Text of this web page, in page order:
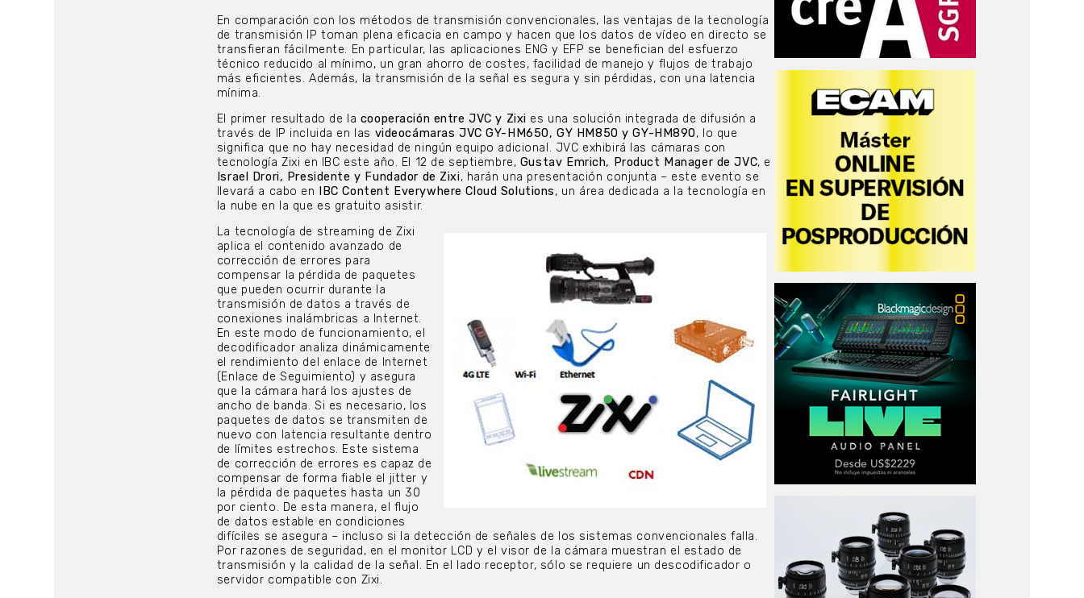
En comparación con los métodos de transmisión convencionales, las ventajas de la tecnología
de transmisión IP toman plena eficacia en campo y hacen que los datos de vídeo en directo se
transfieran fácilmente. En particular, las aplicaciones ENG y EFP se benefician del esfuerzo
técnico reducido al mínimo, un gran ahorro de costes, facilidad de manejo y flujos de trabajo
más eficientes. Además, la transmisión de la señal es segura y sin pérdidas, con una latencia
mínima.
El primer resultado de la cooperación entre JVC y Zixi es una solución integrada de difusión a
través de IP incluida en las videocámaras JVC GY-HM650, GY HM850 y GY-HM890, lo que
significa que no hay necesidad de ningún equipo adicional. JVC exhibirá las cámaras con
tecnología Zixi en IBC este año. El 12 de septiembre, Gustav Emrich, Product Manager de JVC, e
Israel Drori, Presidente y Fundador de Zixi, harán una presentación conjunta – este evento se
llevará a cabo en IBC Content Everywhere Cloud Solutions, un área dedicada a la tecnología en
la nube en la que es gratuito asistir.
La tecnología de streaming de Zixi
aplica el contenido avanzado de
corrección de errores para
compensar la pérdida de paquetes
que pueden ocurrir durante la
transmisión de datos a través de
conexiones inalámbricas a Internet.
En este modo de funcionamiento, el
decodificador analiza dinámicamente
el rendimiento del enlace de Internet
(Enlace de Seguimiento) y asegura
que la cámara hará los ajustes de
ancho de banda. Si es necesario, los
paquetes de datos se transmiten de
nuevo con latencia resultante dentro
de límites estrechos. Este sistema
de corrección de errores es capaz de
compensar de forma fiable el jitter y
la pérdida de paquetes hasta un 30
por ciento. De esta manera, el flujo
de datos estable en condiciones
difíciles se asegura – incluso si la detección de señales de los sistemas convencionales falla.
Por razones de seguridad, en el monitor LCD y el visor de la cámara muestran el estado de
transmisión y la calidad de la señal. En el lado receptor, sólo se requiere un descodificador o
servidor compatible con Zixi.